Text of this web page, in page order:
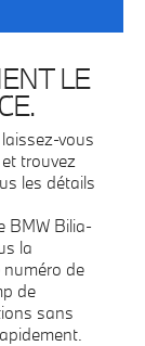
LE
vous
trouvez
les détails
BMW Bilia-
la
numéro de
de
sans